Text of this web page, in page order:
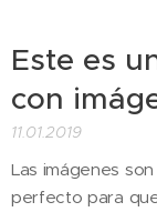
Este es
con
11.01.2019
Las imágenes
perfecto para